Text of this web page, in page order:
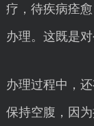
疗，待疾病痊
办理。这既是
办理过程中，
保持空腹，因